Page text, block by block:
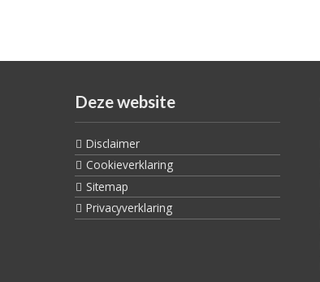
Deze website
Disclaimer
Cookieverklaring
Sitemap
Privacyverklaring